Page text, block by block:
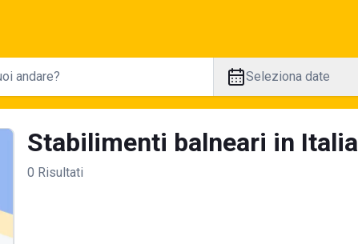
Seleziona date
Stabilimenti balneari in Italia
0 Risultati